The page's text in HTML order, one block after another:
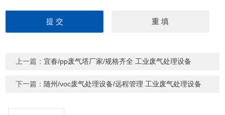
上一篇：宜春/pp废气塔厂家/规格齐全 工业废气处理设备
下一篇： 随州/voc废气处理设备/远程管理 工业废气处理设备